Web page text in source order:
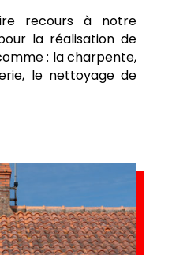
recours à notre
la réalisation de
: la charpente,
le nettoyage de